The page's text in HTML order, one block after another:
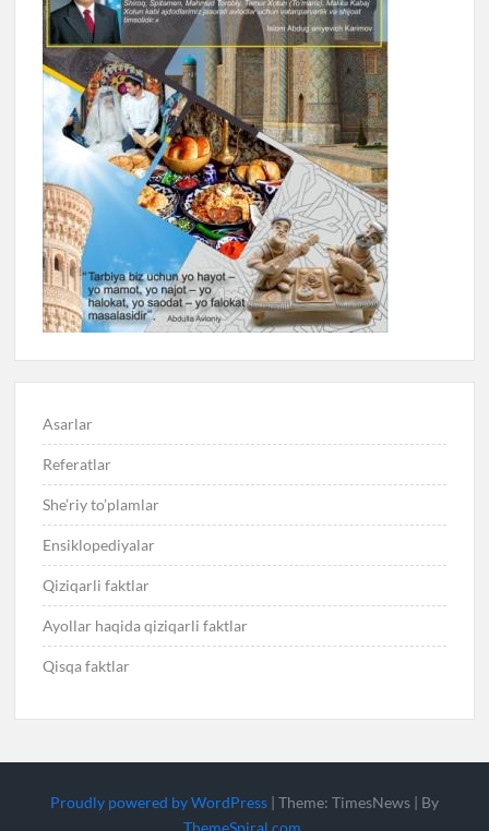
Asarlar
Referatlar
She’riy to’plamlar
Ensiklopediyalar
Qiziqarli faktlar
Ayollar haqida qiziqarli faktlar
Qisqa faktlar
Proudly powered by WordPress | Theme: TimesNews | By
ThemeSpiral.com